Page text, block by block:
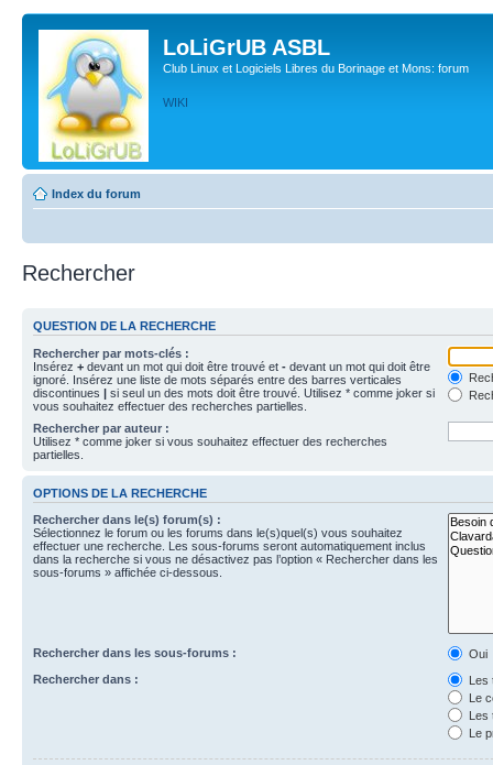
LoLiGrUB ASBL
Club Linux et Logiciels Libres du Borinage et Mons: forum
WIKI
Index du forum
Rechercher
QUESTION DE LA RECHERCHE
Rechercher par mots-clés :
Insérez + devant un mot qui doit être trouvé et - devant un mot qui doit être
ignoré. Insérez une liste de mots séparés entre des barres verticales
discontinues | si seul un des mots doit être trouvé. Utilisez * comme joker si
vous souhaitez effectuer des recherches partielles.
Rechercher par auteur :
Utilisez * comme joker si vous souhaitez effectuer des recherches
partielles.
OPTIONS DE LA RECHERCHE
Rechercher dans le(s) forum(s) :
Sélectionnez le forum ou les forums dans le(s)quel(s) vous souhaitez
effectuer une recherche. Les sous-forums seront automatiquement inclus
dans la recherche si vous ne désactivez pas l’option « Rechercher dans les
sous-forums » affichée ci-dessous.
Rechercher dans les sous-forums :
Oui
Rechercher dans :
Les
Le
Les
Le